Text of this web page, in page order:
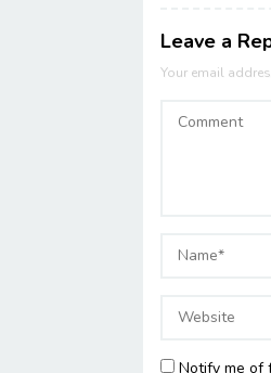
Leave a
Your email
Notify me of